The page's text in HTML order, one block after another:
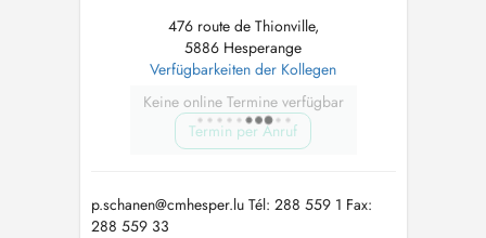
476 route de Thionville,
5886 Hesperange
Verfügbarkeiten der Kollegen
Keine online Termine verfügbar
Termin per Anruf
p.schanen@cmhesper.luTél: 288 559 1 Fax:
288 559 33